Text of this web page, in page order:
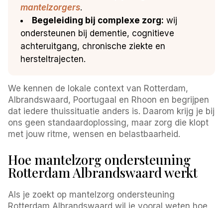
mantelzorgers.
Begeleiding bij complexe zorg: wij
ondersteunen bij dementie, cognitieve
achteruitgang, chronische ziekte en
hersteltrajecten.
We kennen de lokale context van Rotterdam,
Albrandswaard, Poortugaal en Rhoon en begrijpen
dat iedere thuissituatie anders is. Daarom krijg je bij
ons geen standaardoplossing, maar zorg die klopt
met jouw ritme, wensen en belastbaarheid.
Hoe mantelzorg ondersteuning
Rotterdam Albrandswaard werkt
Als je zoekt op mantelzorg ondersteuning
Rotterdam Albrandswaard wil je vooral weten hoe